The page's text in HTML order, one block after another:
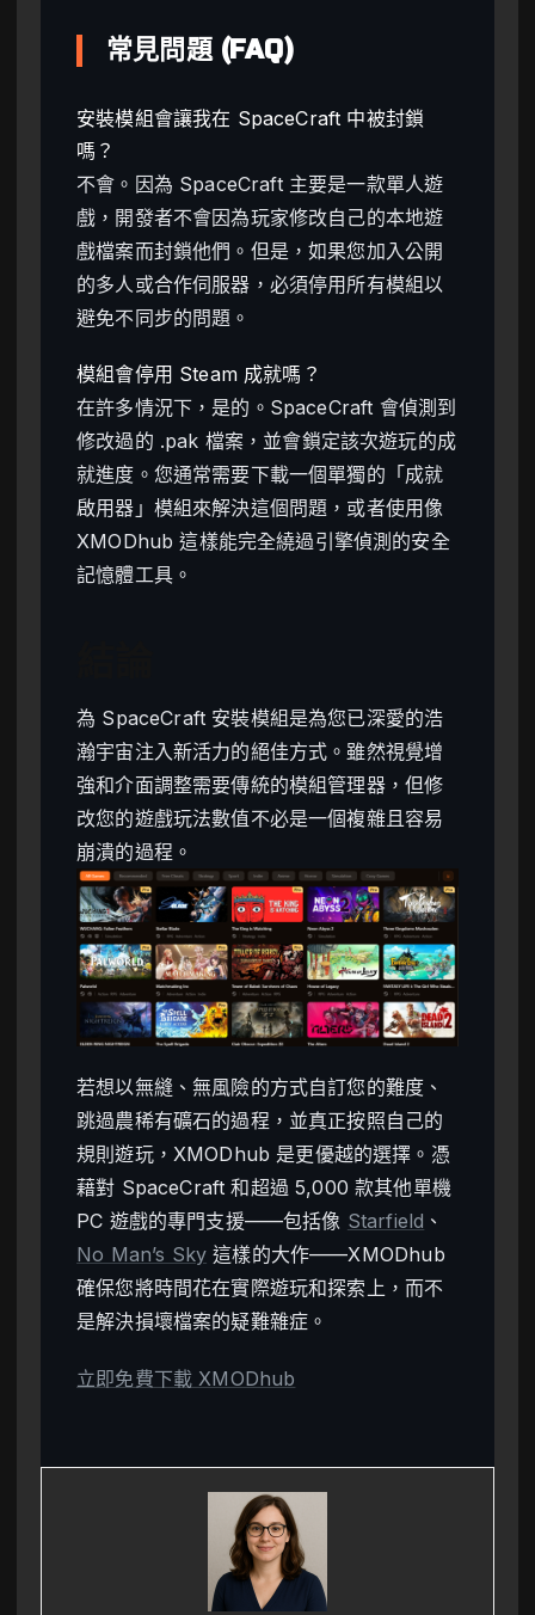
常見問題 (FAQ)
安裝模組會讓我在 SpaceCraft 中被封鎖
嗎？
不會。因為 SpaceCraft 主要是一款單人遊
戲，開發者不會因為玩家修改自己的本地遊
戲檔案而封鎖他們。但是，如果您加入公開
的多人或合作伺服器，必須停用所有模組以
避免不同步的問題。
模組會停用 Steam 成就嗎？
在許多情況下，是的。SpaceCraft 會偵測到
修改過的 .pak 檔案，並會鎖定該次遊玩的成
就進度。您通常需要下載一個單獨的「成就
啟用器」模組來解決這個問題，或者使用像
XMODhub 這樣能完全繞過引擎偵測的安全
記憶體工具。
為 SpaceCraft 安裝模組是為您已深愛的浩
瀚宇宙注入新活力的絕佳方式。雖然視覺增
強和介面調整需要傳統的模組管理器，但修
改您的遊戲玩法數值不必是一個複雜且容易
崩潰的過程。
若想以無縫、無風險的方式自訂您的難度、
跳過農稀有礦石的過程，並真正按照自己的
規則遊玩，XMODhub 是更優越的選擇。憑
藉對 SpaceCraft 和超過 5,000 款其他單機
PC 遊戲的專門支援——包括像 Starfield 、
No Man’s Sky 這樣的大作——XMODhub
確保您將時間花在實際遊玩和探索上，而不
是解決損壞檔案的疑難雜症。
立即免費下載 XMODhub